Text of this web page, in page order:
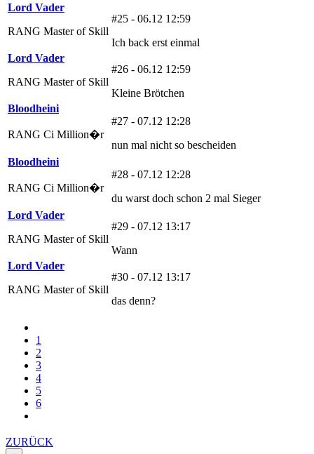
Lord Vader
RANG Master of Skill
#25 - 06.12 12:59
Ich back erst einmal
Lord Vader
RANG Master of Skill
#26 - 06.12 12:59
Kleine Brötchen
Bloodheini
RANG Ci Million�r
#27 - 07.12 12:28
nun mal nicht so bescheiden
Bloodheini
RANG Ci Million�r
#28 - 07.12 12:28
du warst doch schon 2 mal Sieger
Lord Vader
RANG Master of Skill
#29 - 07.12 13:17
Wann
Lord Vader
RANG Master of Skill
#30 - 07.12 13:17
das denn?
1
2
3
4
5
6
ZURÜCK